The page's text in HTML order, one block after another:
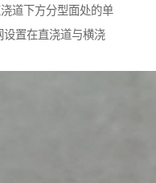
道下方分型面处的单
置在直浇道与横浇